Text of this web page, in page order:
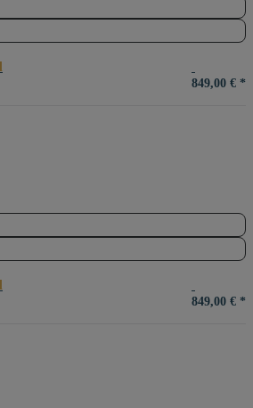
849,00 € *
849,00 € *